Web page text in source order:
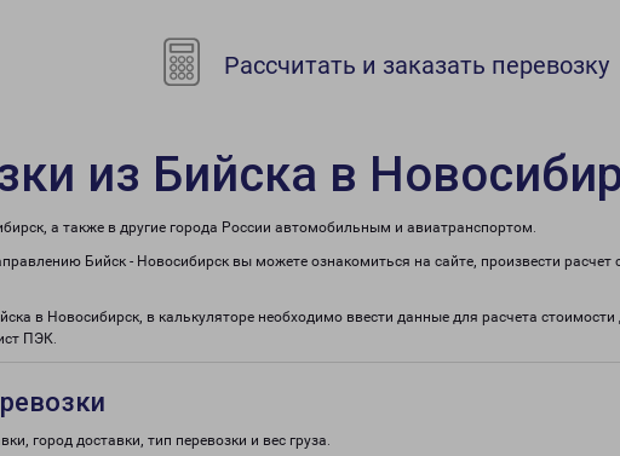
Рассчитать и заказать перевозку
из Бийска в
а также в другие города России автомобильным и авиатранспортом.
Бийск - Новосибирск вы можете ознакомиться на сайте, произвести
в Новосибирск, в калькуляторе необходимо ввести данные для расчета
ПЭК.
город доставки, тип перевозки и вес груза.